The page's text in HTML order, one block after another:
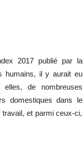
2017 publié par la
humains, il y aurait eu
de nombreuses
domestiques dans le
et parmi ceux-ci,